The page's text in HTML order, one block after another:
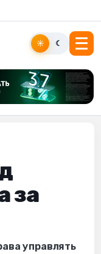
☀ ☾
за
управлять